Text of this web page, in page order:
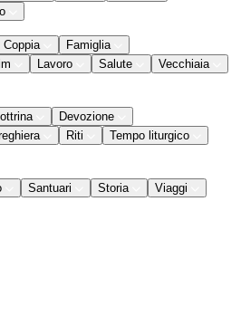
Coppia
Famiglia
Lavoro Salute
Vecchiaia
Devozione
Riti
Tempo liturgico
Santuari Storia Viaggi